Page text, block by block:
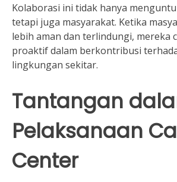
Kolaborasi ini tidak hanya
tetapi juga masyarakat. Ketika
lebih aman dan terlindungi, mereka
proaktif dalam berkontribusi
lingkungan sekitar.
Tantangan
Pelaksanaan
Center